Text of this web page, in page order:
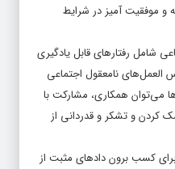
شامل رفتار‌های قابل یادگیری
العمل‌های نامعقول اجتماعی
می‌توان همکاری، مشارکت با
کردن و تشکر و قدردانی از
کسب برون داد‌های مثبت از
اجتماعی بر عملکرد